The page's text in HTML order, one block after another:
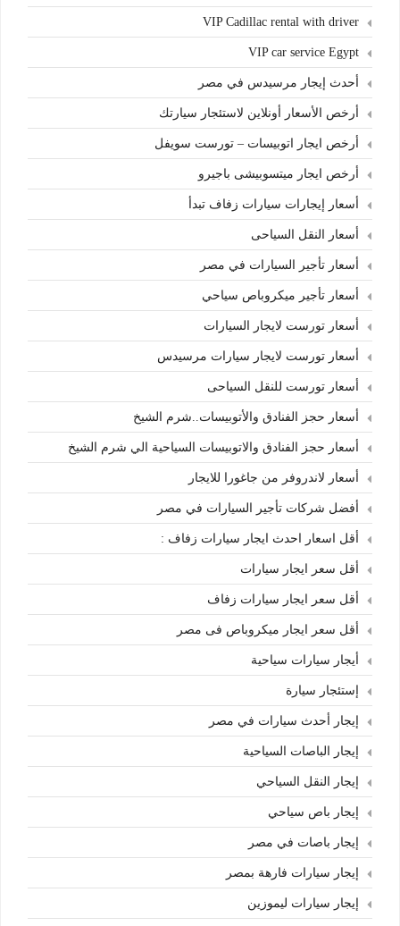
VIP Cadillac rental with driver
VIP car service Egypt
أحدث إيجار مرسيدس في مصر
أرخص الأسعار أونلاين لاستئجار سيارتك
أرخص ايجار اتوبيسات – تورست سويفل
أرخص ايجار ميتسوبيشى باجيرو
أسعار إيجارات سيارات زفاف تبدأ
أسعار النقل السياحى
أسعار تأجير السيارات في مصر
أسعار تأجير ميكروباص سياحي
أسعار تورست لايجار السيارات
أسعار تورست لايجار سيارات مرسيدس
أسعار تورست للنقل السياحى
أسعار حجز الفنادق والأتوبيسات..شرم الشيخ
أسعار حجز الفنادق والاتوبيسات السياحية الي شرم الشيخ
أسعار لاندروفر من جاغورا للايجار
أفضل شركات تأجير السيارات في مصر
أقل اسعار احدث ايجار سيارات زفاف :
أقل سعر ايجار سيارات
أقل سعر ايجار سيارات زفاف
أقل سعر ايجار ميكروباص فى مصر
أيجار سيارات سياحية
إستئجار سيارة
إيجار أحدث سيارات في مصر
إيجار الباصات السياحية
إيجار النقل السياحي
إيجار باص سياحي
إيجار باصات في مصر
إيجار سيارات فارهة بمصر
إيجار سيارات ليموزين